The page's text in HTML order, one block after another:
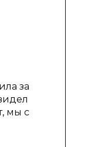
за
мы с